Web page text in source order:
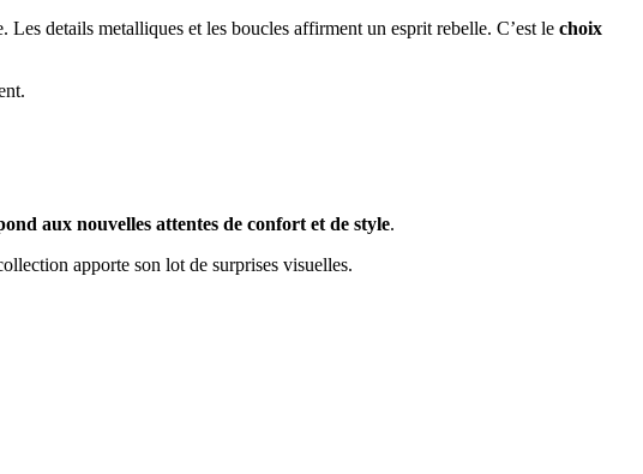
details metalliques et les boucles affirment un esprit rebelle. C’est le choix
aux nouvelles attentes de confort et de style.
apporte son lot de surprises visuelles.